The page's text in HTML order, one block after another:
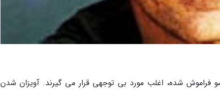
شده، اغلب مورد بی توجهی قرار می گیرند. آویزان شدن